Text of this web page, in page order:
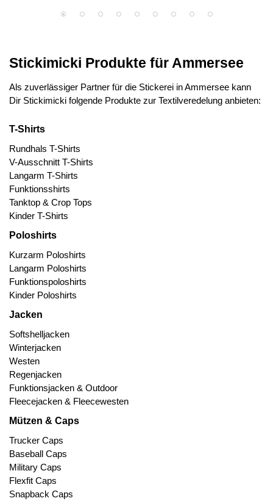
Stickimicki Produkte für Ammersee
Als zuverlässiger Partner für die Stickerei in Ammersee kann
Dir Stickimicki folgende Produkte zur Textilveredelung anbieten:
T-Shirts
Rundhals T-Shirts
V-Ausschnitt T-Shirts
Langarm T-Shirts
Funktionsshirts
Tanktop & Crop Tops
Kinder T-Shirts
Poloshirts
Kurzarm Poloshirts
Langarm Poloshirts
Funktionspoloshirts
Kinder Poloshirts
Jacken
Softshelljacken
Winterjacken
Westen
Regenjacken
Funktionsjacken & Outdoor
Fleecejacken & Fleecewesten
Mützen & Caps
Trucker Caps
Baseball Caps
Military Caps
Flexfit Caps
Snapback Caps